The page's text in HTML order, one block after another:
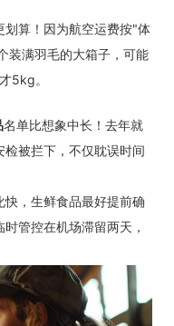
划算！因为航空运费按"体
装满羽毛的大箱子，可能
5kg。
名单比想象中长！去年就
被拦下，不仅耽误时间
快，生鲜食品最好提前确
管控在机场滞留两天，